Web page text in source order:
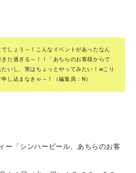
しょう～！こんなイベントがあったなん
きた過ぎる～！！「あちらのお客様からで
いし、実はちょっとやってみたい！wこり
し込まなきゃ～！（編集員：N）
ー「シンハービール、あちらのお客